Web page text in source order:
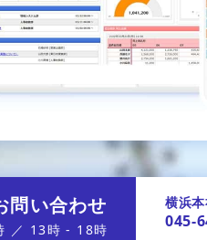
問い合わせ
／ 13時 - 18時
横浜
045-